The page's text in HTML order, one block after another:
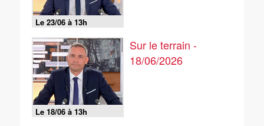
Le 23/06 à 13h
Le 18/06 à 13h
Sur le terrain -
18/06/2026